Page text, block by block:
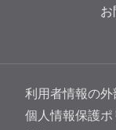
お
利用者情報の
個人情報保護ポ